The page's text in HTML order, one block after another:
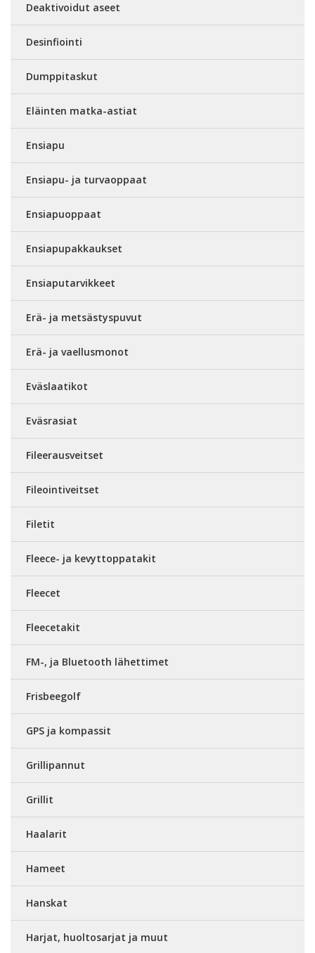
Deaktivoidut aseet
Desinfiointi
Dumppitaskut
Eläinten matka-astiat
Ensiapu
Ensiapu- ja turvaoppaat
Ensiapuoppaat
Ensiapupakkaukset
Ensiaputarvikkeet
Erä- ja metsästyspuvut
Erä- ja vaellusmonot
Eväslaatikot
Eväsrasiat
Fileerausveitset
Fileointiveitset
Filetit
Fleece- ja kevyttoppatakit
Fleecet
Fleecetakit
FM-, ja Bluetooth lähettimet
Frisbeegolf
GPS ja kompassit
Grillipannut
Grillit
Haalarit
Hameet
Hanskat
Harjat, huoltosarjat ja muut